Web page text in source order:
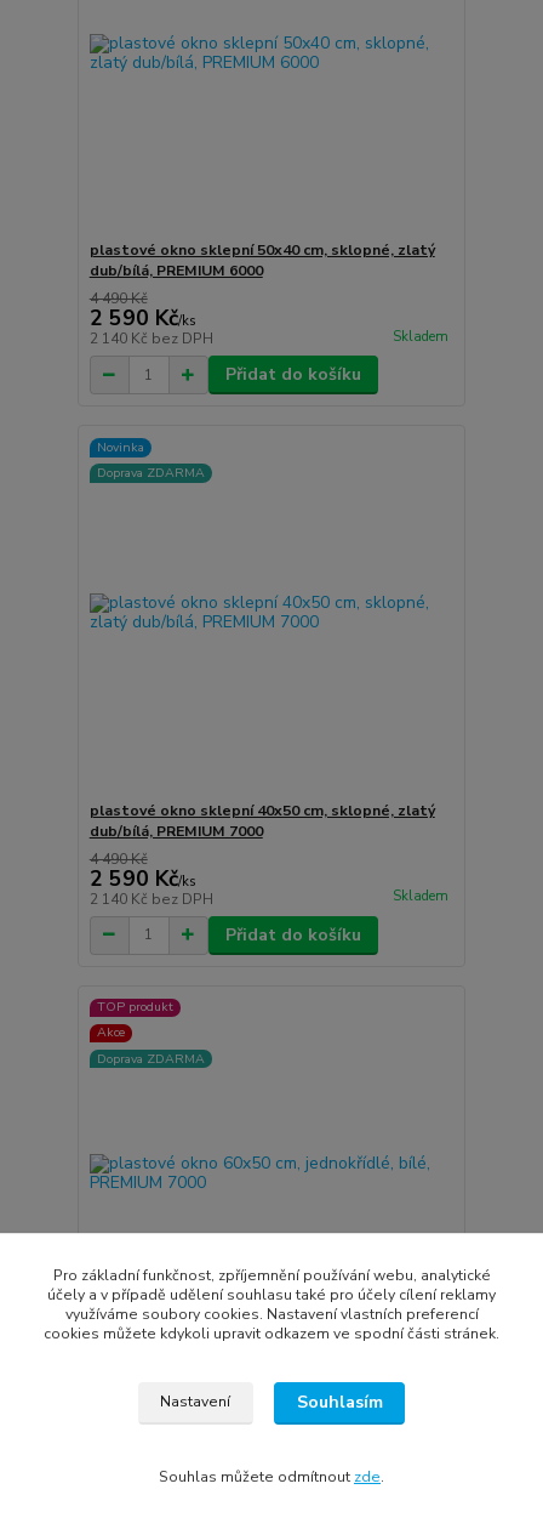
plastové okno sklepní 50x40 cm, sklopné, zlatý
dub/bílá, PREMIUM 6000
4 490 Kč
2 590 Kč/ks
2 140 Kč bez DPH Skladem
Přidat do košíku
Novinka
Doprava ZDARMA
plastové okno sklepní 40x50 cm, sklopné, zlatý
dub/bílá, PREMIUM 7000
4 490 Kč
2 590 Kč/ks
2 140 Kč bez DPH Skladem
Přidat do košíku
TOP produkt
Akce
Doprava ZDARMA
PREMIUM 7000
Pro základní funkčnost, zpříjemnění používání webu, analytické
účely a v případě udělení souhlasu také pro účely cílení reklamy
využíváme soubory cookies. Nastavení vlastních preferencí
cookies můžete kdykoli upravit odkazem ve spodní části stránek.
Nastavení Souhlasím
Souhlas můžete odmítnout zde.